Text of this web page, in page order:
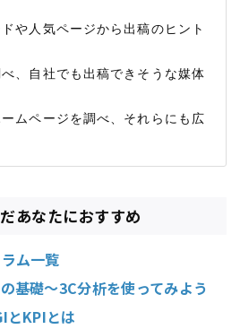
や人気ページから出稿のヒント
、自社でも出稿できそうな媒体
ムページを調べ、それらにも広
あなたにおすすめ
ム一覧
基礎～3C分析を使ってみよう
とKPIとは